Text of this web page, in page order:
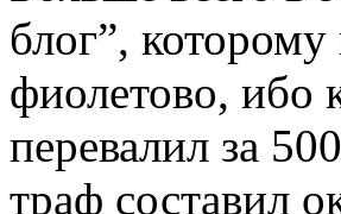
блог”,
фиолетово, ибо
перевалил за
траф составил